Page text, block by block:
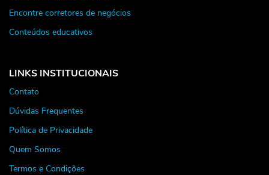
Encontre corretores de negócios
Conteúdos educativos
LINKS INSTITUCIONAIS
Contato
Dúvidas Frequentes
Política de Privacidade
Quem Somos
Termos e Condições